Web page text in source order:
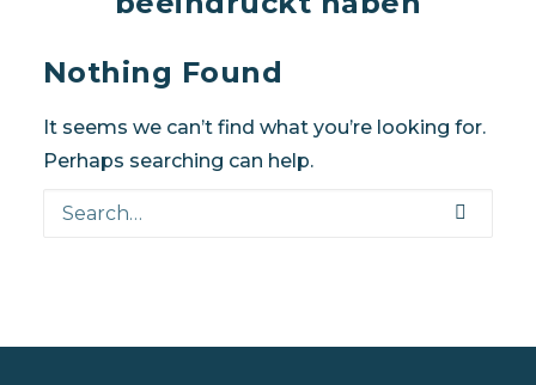
Wiki-Whale
Conservation Programme
Cart
Nothing Found
It seems we can’t find what you’re looking for.
Perhaps searching can help.